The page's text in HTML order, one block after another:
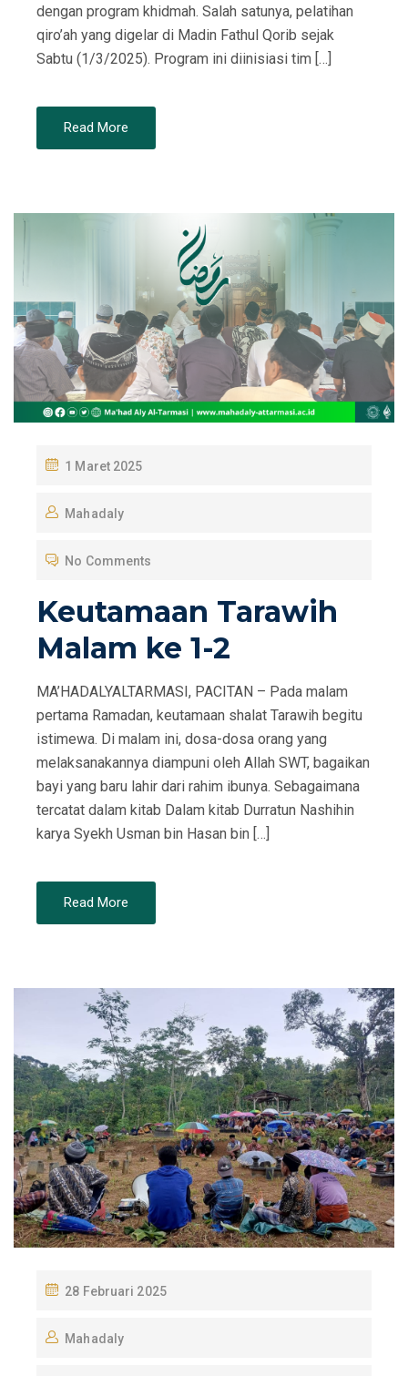
dengan program khidmah. Salah satunya, pelatihan
qiro’ah yang digelar di Madin Fathul Qorib sejak
Sabtu (1/3/2025). Program ini diinisiasi tim […]
Read More
P
S
E
O
N
1 Maret 2025
Mahadaly
No Comments
Keutamaan Tarawih
Malam ke 1-2
MA’HADALYALTARMASI, PACITAN – Pada malam
pertama Ramadan, keutamaan shalat Tarawih begitu
istimewa. Di malam ini, dosa-dosa orang yang
melaksanakannya diampuni oleh Allah SWT, bagaikan
bayi yang baru lahir dari rahim ibunya. Sebagaimana
tercatat dalam kitab Dalam kitab Durratun Nashihin
karya Syekh Usman bin Hasan bin […]
Read More
P
S
28 Februari 2025
Mahadaly